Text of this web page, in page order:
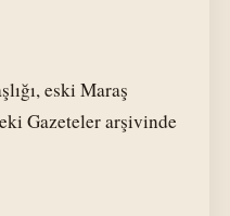
eski Maraş
Gazeteler arşivinde